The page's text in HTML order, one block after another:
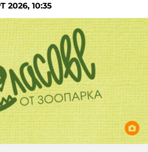
архив
изкуството
на БНР
10:35